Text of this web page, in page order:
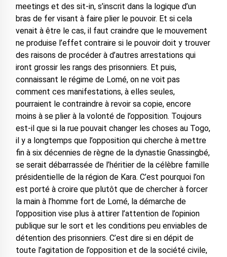
meetings et des sit-in, s’inscrit dans la logique d’un
bras de fer visant à faire plier le pouvoir. Et si cela
venait à être le cas, il faut craindre que le mouvement
ne produise l’effet contraire si le pouvoir doit y trouver
des raisons de procéder à d’autres arrestations qui
iront grossir les rangs des prisonniers. Et puis,
connaissant le régime de Lomé, on ne voit pas
comment ces manifestations, à elles seules,
pourraient le contraindre à revoir sa copie, encore
moins à se plier à la volonté de l’opposition. Toujours
est-il que si la rue pouvait changer les choses au Togo,
il y a longtemps que l’opposition qui cherche à mettre
fin à six décennies de règne de la dynastie Gnassingbé,
se serait débarrassée de l’héritier de la célèbre famille
présidentielle de la région de Kara. C’est pourquoi l’on
est porté à croire que plutôt que de chercher à forcer
la main à l’homme fort de Lomé, la démarche de
l’opposition vise plus à attirer l’attention de l’opinion
publique sur le sort et les conditions peu enviables de
détention des prisonniers. C’est dire si en dépit de
toute l’agitation de l’opposition et de la société civile,